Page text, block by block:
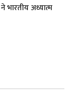
भारतीय अध्यात्म